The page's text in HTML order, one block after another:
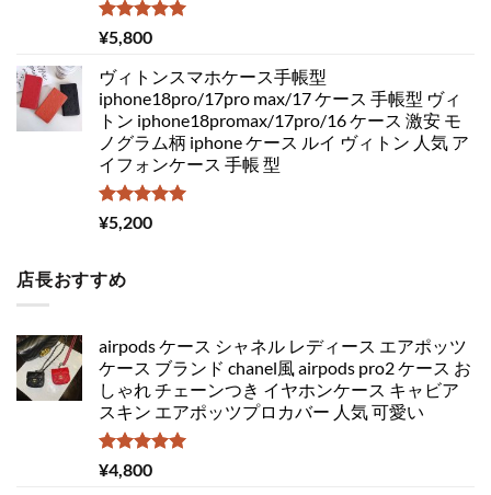
5段階中
5.00
¥5,800
ヴィトンスマホケース手帳型
iphone18pro/17pro max/17 ケース 手帳型 ヴィ
トン iphone18promax/17pro/16 ケース 激安 モ
ノグラム柄 iphone ケース ルイ ヴィトン 人気 ア
イフォンケース 手帳 型
5段階中
5.00
¥5,200
店長おすすめ
airpods ケース シャネル レディース エアポッツ
ケース ブランド chanel風 airpods pro2 ケース お
しゃれ チェーンつき イヤホンケース キャビア
スキン エアポッツプロカバー 人気 可愛い
5段階中
5.00
¥4,800